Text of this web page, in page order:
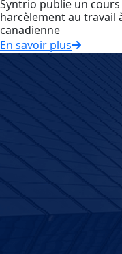
Syntrio publie un
harcèlement au
canadienne
En savoir plus